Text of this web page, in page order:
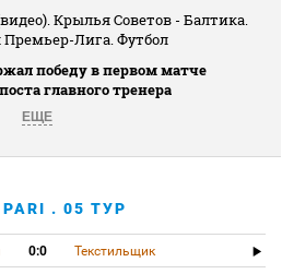
Крылья Советов - Балтика.
Лига. Футбол
победу в первом матче
главного тренера
ЕЩЕ
. 05 ТУР
0:0 Текстильщик